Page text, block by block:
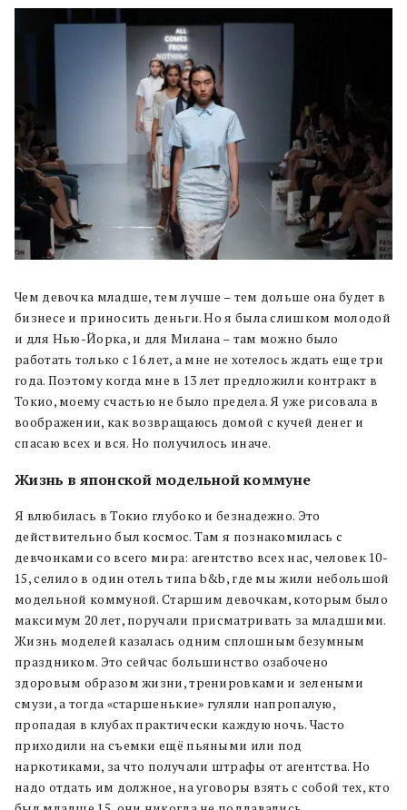
Чем девочка младше, тем лучше – тем дольше она будет в
бизнесе и приносить деньги. Но я была слишком молодой
и для Нью-Йорка, и для Милана – там можно было
работать только с 16 лет, а мне не хотелось ждать еще три
года. Поэтому когда мне в 13 лет предложили контракт в
Токио, моему счастью не было предела. Я уже рисовала в
воображении, как возвращаюсь домой с кучей денег и
спасаю всех и вся. Но получилось иначе.
Жизнь в японской модельной коммуне
Я влюбилась в Токио глубоко и безнадежно. Это
действительно был космос. Там я познакомилась с
девчонками со всего мира: агентство всех нас, человек 10-
15, селило в один отель типа b&b, где мы жили небольшой
модельной коммуной. Старшим девочкам, которым было
максимум 20 лет, поручали присматривать за младшими.
Жизнь моделей казалась одним сплошным безумным
праздником. Это сейчас большинство озабочено
здоровым образом жизни, тренировками и зелеными
смузи, а тогда «старшенькие» гуляли напропалую,
пропадая в клубах практически каждую ночь. Часто
приходили на съемки ещё пьяными или под
наркотиками, за что получали штрафы от агентства. Но
надо отдать им должное, на уговоры взять с собой тех, кто